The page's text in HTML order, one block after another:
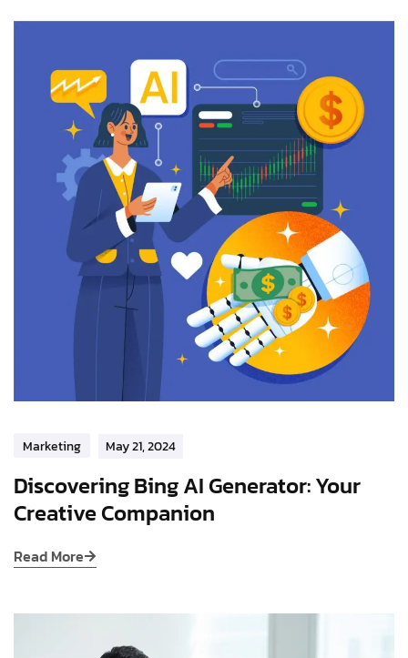
Marketing May 21, 2024
Discovering Bing AI Generator: Your
Creative Companion
Read More